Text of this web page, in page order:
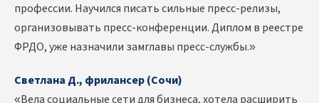
профессии. Научился писать сильные пресс-релизы,
организовывать пресс-конференции. Диплом в реестре
ФРДО, уже назначили замглавы пресс-службы.»
Светлана Д., фрилансер (Сочи)
«Вела социальные сети для бизнеса, хотела расширить